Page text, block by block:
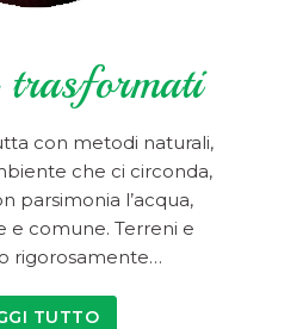
trasformati
con metodi naturali,
che ci circonda,
parsimonia l’acqua,
e comune. Terreni e
rigorosamente…
TUTTO